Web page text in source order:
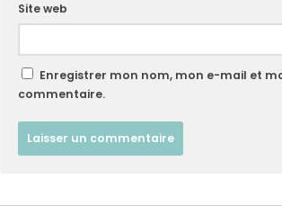
Site web
Enregistrer mon nom, mon e-mail et
commentaire.